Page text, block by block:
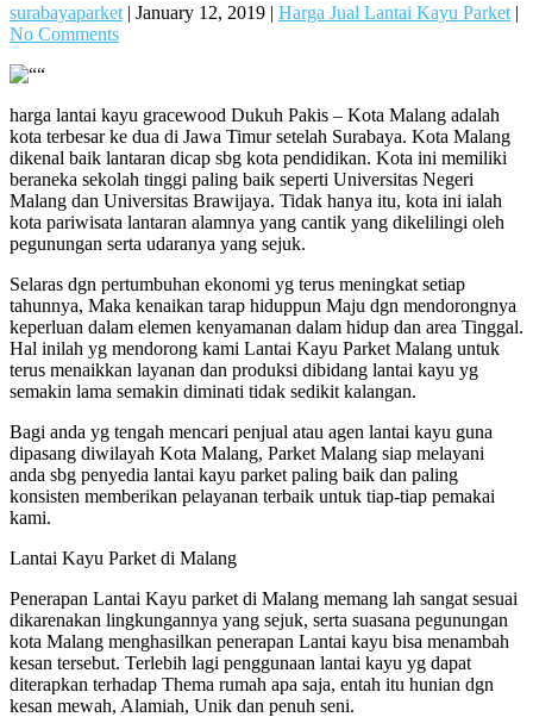
surabayaparket | January 12, 2019 | Harga Jual Lantai Kayu Parket |
No Comments
harga lantai kayu gracewood Dukuh Pakis – Kota Malang adalah
kota terbesar ke dua di Jawa Timur setelah Surabaya. Kota Malang
dikenal baik lantaran dicap sbg kota pendidikan. Kota ini memiliki
beraneka sekolah tinggi paling baik seperti Universitas Negeri
Malang dan Universitas Brawijaya. Tidak hanya itu, kota ini ialah
kota pariwisata lantaran alamnya yang cantik yang dikelilingi oleh
pegunungan serta udaranya yang sejuk.
Selaras dgn pertumbuhan ekonomi yg terus meningkat setiap
tahunnya, Maka kenaikan tarap hiduppun Maju dgn mendorongnya
keperluan dalam elemen kenyamanan dalam hidup dan area Tinggal.
Hal inilah yg mendorong kami Lantai Kayu Parket Malang untuk
terus menaikkan layanan dan produksi dibidang lantai kayu yg
semakin lama semakin diminati tidak sedikit kalangan.
Bagi anda yg tengah mencari penjual atau agen lantai kayu guna
dipasang diwilayah Kota Malang, Parket Malang siap melayani
anda sbg penyedia lantai kayu parket paling baik dan paling
konsisten memberikan pelayanan terbaik untuk tiap-tiap pemakai
kami.
Lantai Kayu Parket di Malang
Penerapan Lantai Kayu parket di Malang memang lah sangat sesuai
dikarenakan lingkungannya yang sejuk, serta suasana pegunungan
kota Malang menghasilkan penerapan Lantai kayu bisa menambah
kesan tersebut. Terlebih lagi penggunaan lantai kayu yg dapat
diterapkan terhadap Thema rumah apa saja, entah itu hunian dgn
kesan mewah, Alamiah, Unik dan penuh seni.